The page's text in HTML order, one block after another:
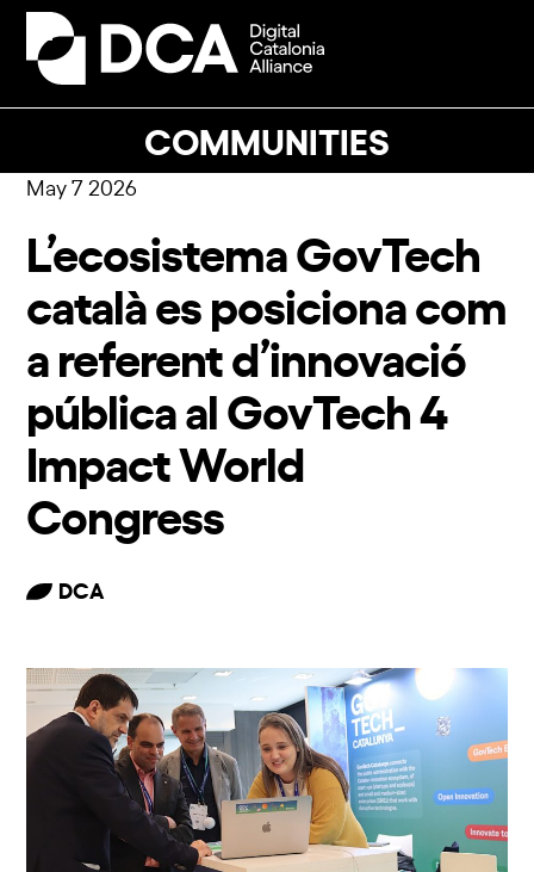
Skip
content
COMMUNITIES
Open
mobile
Close
mobile
May 7 2026
L’ecosistema GovTech
català es posiciona com
a referent d’innovació
pública al GovTech 4
Impact World
Congress
DCA